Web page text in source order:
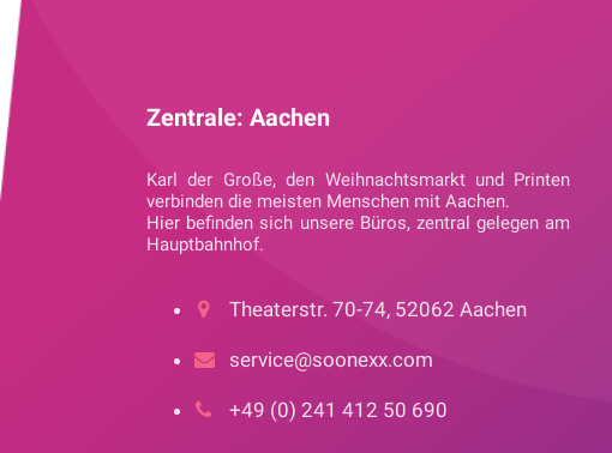
Zentrale: Aachen
Karl der Große, den Weihnachtsmarkt und Printen
verbinden die meisten Menschen mit Aachen.
Hier befinden sich unsere Büros, zentral gelegen am
Hauptbahnhof.
Theaterstr. 70-74, 52062 Aachen
service@soonexx.com
+49 (0) 241 412 50 690